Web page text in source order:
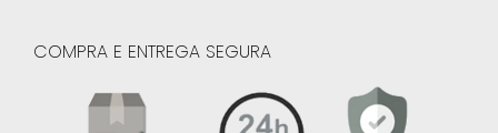
COMPRA E ENTREGA SEGURA